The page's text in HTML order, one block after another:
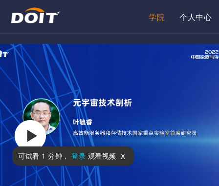
学院 个人中心
可试看 1 分钟 ， 登录 观看视频 x